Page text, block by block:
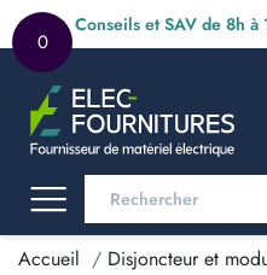
0
Conseils et SAV de 8h à
Accueil Disjoncteur et